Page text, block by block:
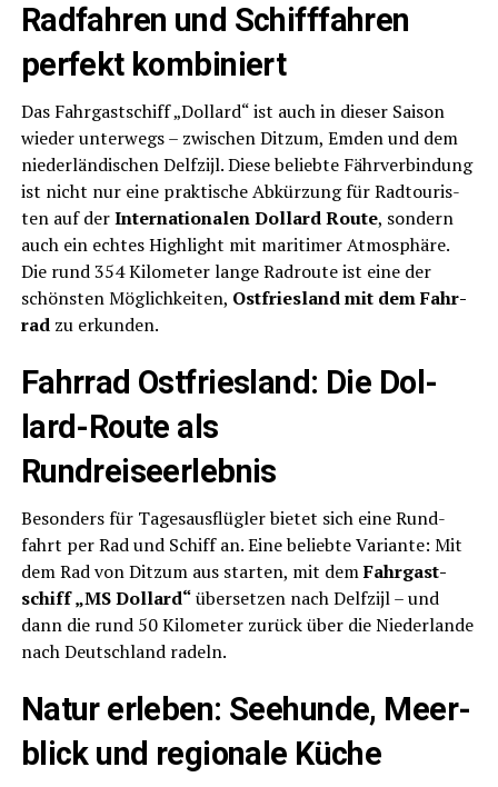
Rad­fah­ren und Schiff­fah­ren
per­fekt kombiniert
Das Fahr­gast­schiff „Dol­lard“ ist auch in die­ser Sai­son
wie­der unter­wegs – zwi­schen Ditz­um, Emden und dem
nie­der­län­di­schen Delf­zi­jl. Die­se belieb­te Fähr­ver­bin­dung
ist nicht nur eine prak­ti­sche Abkür­zung für Rad­tou­ris­
ten auf derInter­na­tio­na­len Dol­lard Rou­te, son­dern
auch ein ech­tes High­light mit mari­ti­mer Atmo­sphä­re.
Die rund 354 Kilo­me­ter lan­ge Rad­rou­te ist eine der
schöns­ten Mög­lich­kei­ten, Ost­fries­land mit dem Fahr­
radzu erkunden.
Fahr­rad Ost­fries­land: Die Dol­
lard-Rou­te als
Rundreiseerlebnis
Beson­ders für Tages­aus­flüg­ler bie­tet sich eine Rund­
fahrt per Rad und Schiff an. Eine belieb­te Vari­an­te: Mit
dem Rad von Ditz­um aus star­ten, mit demFahr­gast­
schiff „MS Dol­lard“über­set­zen nach Delf­zi­jl – und
dann die rund 50 Kilo­me­ter zurück über die Nie­der­lan­de
nach Deutsch­land radeln.
Natur erle­ben: See­hun­de, Meer­
blick und regio­na­le Küche